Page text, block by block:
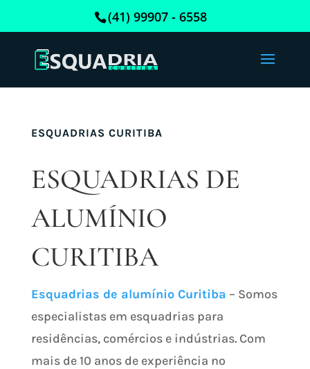
(41) 99907 - 6558
ESQUADRIAS CURITIBA
ESQUADRIAS DE
ALUMÍNIO
CURITIBA
Esquadrias de alumínio Curitiba – Somos
especialistas em esquadrias para
residências, comércios e indústrias. Com
mais de 10 anos de experiência no